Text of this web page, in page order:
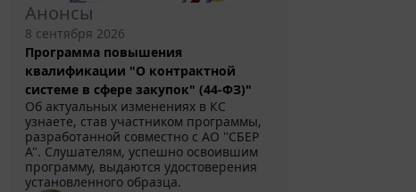
Анонсы
8 сентября 2026
Программа повышения
квалификации "О контрактной
системе в сфере закупок" (44-ФЗ)"
Об актуальных изменениях в КС
узнаете, став участником программы,
разработанной совместно с АО ''СБЕР
А". Слушателям, успешно освоившим
программу, выдаются удостоверения
установленного образца.